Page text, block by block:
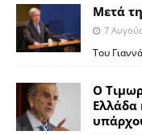
Μετά
7
Του
Ο
Ελλάδα